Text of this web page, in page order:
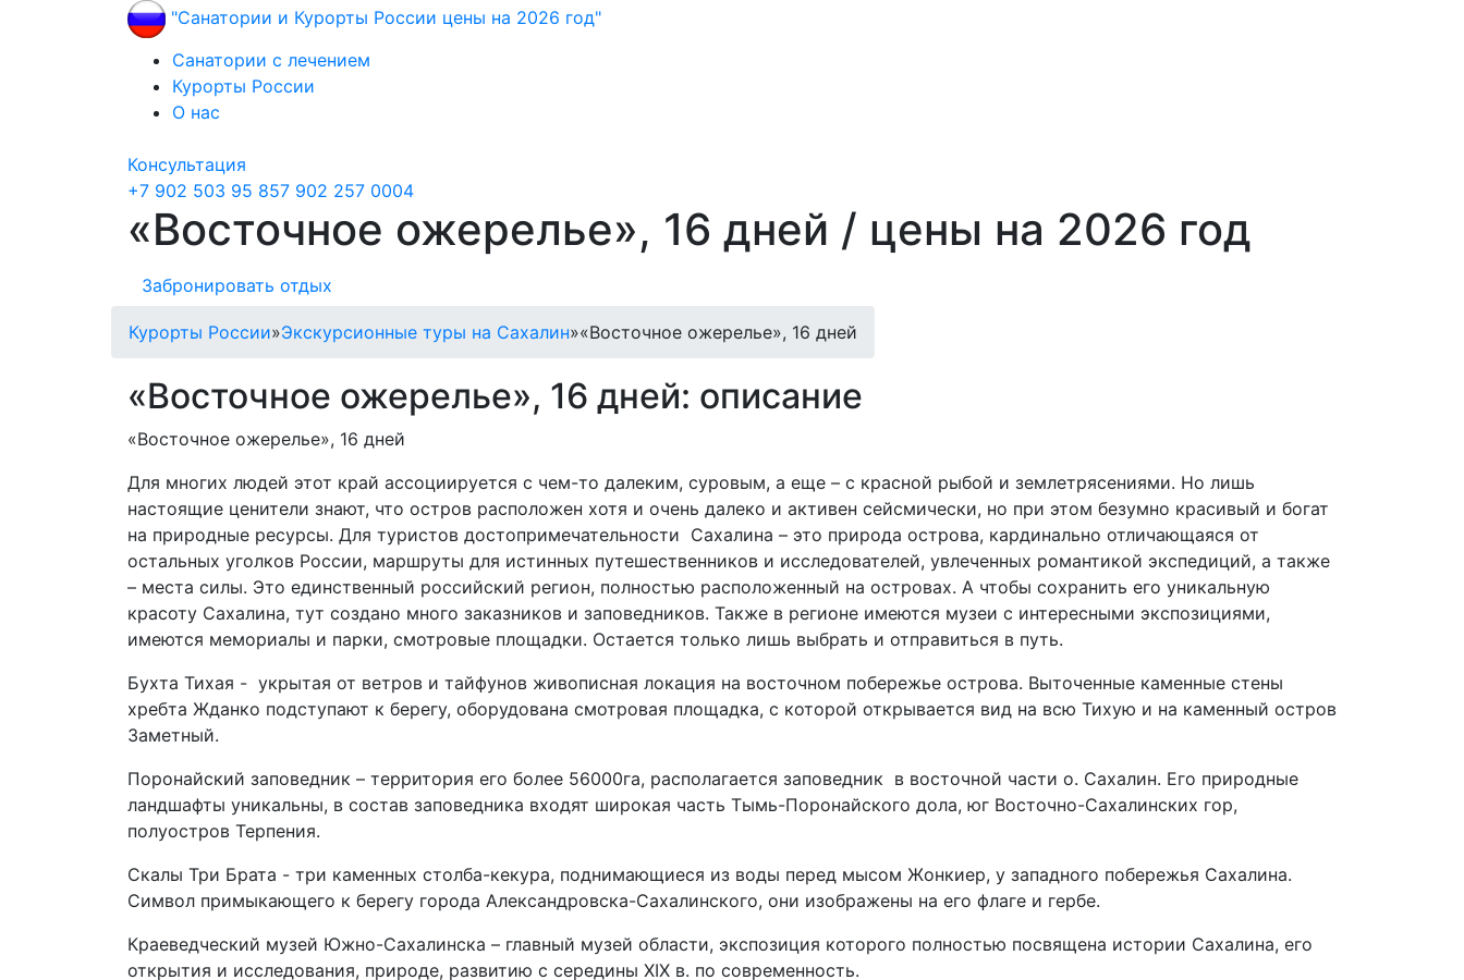
"Санатории и Курорты России цены на 2026 год"
Санатории с лечением
Курорты России
О нас
Консультация
+7 902 503 95 857 902 257 0004
«Восточное ожерелье», 16 дней / цены на 2026 год
Забронировать отдых
Курорты России»Экскурсионные туры на Сахалин»«Восточное ожерелье», 16 дней
«Восточное ожерелье», 16 дней: описание
«Восточное ожерелье», 16 дней
Для многих людей этот край ассоциируется с чем-то далеким, суровым, а еще – с красной рыбой и землетрясениями. Но лишь
настоящие ценители знают, что остров расположен хотя и очень далеко и активен сейсмически, но при этом безумно красивый и богат
на природные ресурсы. Для туристов достопримечательности Сахалина – это природа острова, кардинально отличающаяся от
остальных уголков России, маршруты для истинных путешественников и исследователей, увлеченных романтикой экспедиций, а также
– места силы. Это единственный российский регион, полностью расположенный на островах. А чтобы сохранить его уникальную
красоту Сахалина, тут создано много заказников и заповедников. Также в регионе имеются музеи с интересными экспозициями,
имеются мемориалы и парки, смотровые площадки. Остается только лишь выбрать и отправиться в путь.
Бухта Тихая - укрытая от ветров и тайфунов живописная локация на восточном побережье острова. Выточенные каменные стены
хребта Жданко подступают к берегу, оборудована смотровая площадка, с которой открывается вид на всю Тихую и на каменный остров
Заметный.
Поронайский заповедник – территория его более 56000га, располагается заповедник в восточной части о. Сахалин. Его природные
ландшафты уникальны, в состав заповедника входят широкая часть Тымь-Поронайского дола, юг Восточно-Сахалинских гор,
полуостров Терпения.
Скалы Три Брата - три каменных столба-кекура, поднимающиеся из воды перед мысом Жонкиер, у западного побережья Сахалина.
Символ примыкающего к берегу города Александровска-Сахалинского, они изображены на его флаге и гербе.
Краеведческий музей Южно-Сахалинска – главный музей области, экспозиция которого полностью посвящена истории Сахалина, его
открытия и исследования, природе, развитию с середины XIX в. по современность.